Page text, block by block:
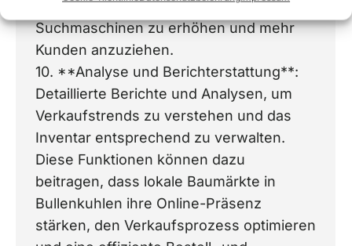
Sichtbarkeit des Online-Shops in
Suchmaschinen zu erhöhen und mehr
Kunden anzuziehen.
10. **Analyse und Berichterstattung**:
Detaillierte Berichte und Analysen, um
Verkaufstrends zu verstehen und das
Inventar entsprechend zu verwalten.
Diese Funktionen können dazu
beitragen, dass lokale Baumärkte in
Bullenkuhlen ihre Online-Präsenz
stärken, den Verkaufsprozess optimieren